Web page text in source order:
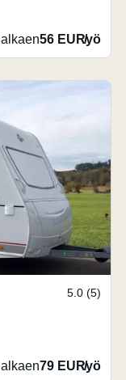
alkaen56 EUR/yö
5.0 (5)
alkaen79 EUR/yö